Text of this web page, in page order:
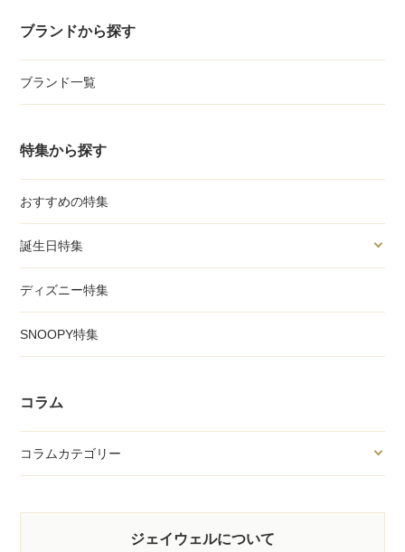
ブランドから探す
ブランド一覧
特集から探す
おすすめの特集
誕生日特集
ディズニー特集
SNOOPY特集
コラム
コラムカテゴリー
ジェイウェルについて